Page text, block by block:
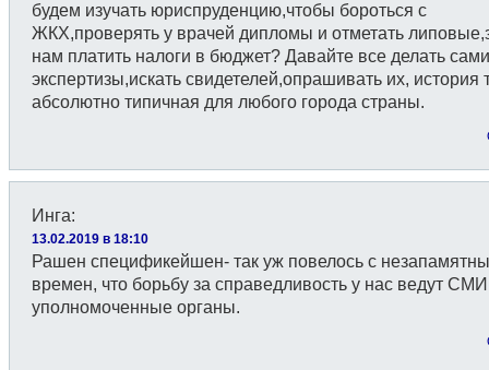
будем изучать юриспруденцию,чтобы бороться с
ЖКХ,проверять у врачей дипломы и отметать
нам платить налоги в бюджет? Давайте все делать
экспертизы,искать свидетелей,опрашивать их, история
абсолютно типичная для любого города страны.
Инга:
13.02.2019 в 18:10
Рашен спецификейшен- так уж повелось с
времен, что борьбу за справедливость у нас ведут
уполномоченные органы.